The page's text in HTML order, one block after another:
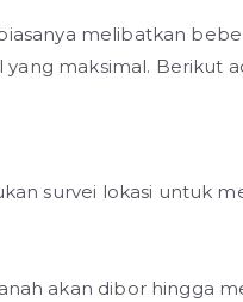
melibatkan
maksimal. Berikut
survei lokasi untuk
akan dibor hingga